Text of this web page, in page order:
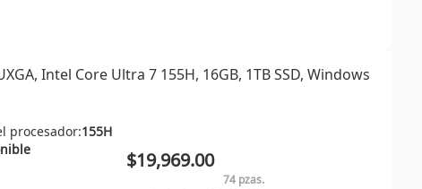
Intel Core Ultra 7 155H, 16GB, 1TB SSD, Windows
procesador:155H
$19,969.00
74 pzas.